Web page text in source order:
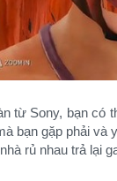
từ Sony, bạn có
bạn gặp phải và
rủ nhau trả lại